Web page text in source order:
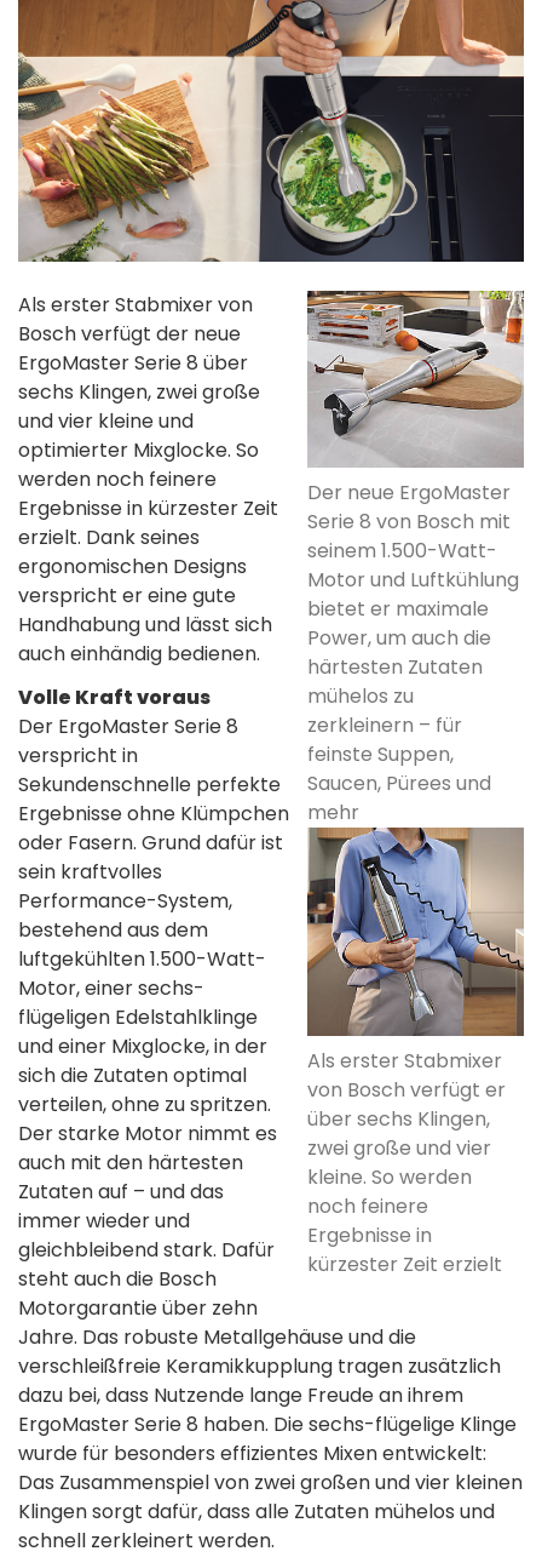
Der neue ErgoMaster
Serie 8 von Bosch mit
seinem 1.500-Watt-
Motor und Luftkühlung
bietet er maximale
Power, um auch die
härtesten Zutaten
mühelos zu
zerkleinern – für
feinste Suppen,
Saucen, Pürees und
mehr
Als erster Stabmixer
von Bosch verfügt er
über sechs Klingen,
zwei große und vier
kleine. So werden
noch feinere
Ergebnisse in
kürzester Zeit erzielt
Als erster Stabmixer von
Bosch verfügt der neue
ErgoMaster Serie 8 über
sechs Klingen, zwei große
und vier kleine und
optimierter Mixglocke. So
werden noch feinere
Ergebnisse in kürzester Zeit
erzielt. Dank seines
ergonomischen Designs
verspricht er eine gute
Handhabung und lässt sich
auch einhändig bedienen.
Volle Kraft voraus
Der ErgoMaster Serie 8
verspricht in
Sekundenschnelle perfekte
Ergebnisse ohne Klümpchen
oder Fasern. Grund dafür ist
sein kraftvolles
Performance-System,
bestehend aus dem
luftgekühlten 1.500-Watt-
Motor, einer sechs-
flügeligen Edelstahlklinge
und einer Mixglocke, in der
sich die Zutaten optimal
verteilen, ohne zu spritzen.
Der starke Motor nimmt es
auch mit den härtesten
Zutaten auf – und das
immer wieder und
gleichbleibend stark. Dafür
steht auch die Bosch
Motorgarantie über zehn
Jahre. Das robuste Metallgehäuse und die
verschleißfreie Keramikkupplung tragen zusätzlich
dazu bei, dass Nutzende lange Freude an ihrem
ErgoMaster Serie 8 haben. Die sechs-flügelige Klinge
wurde für besonders effizientes Mixen entwickelt:
Das Zusammenspiel von zwei großen und vier kleinen
Klingen sorgt dafür, dass alle Zutaten mühelos und
schnell zerkleinert werden.